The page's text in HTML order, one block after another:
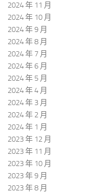
2024 年 11 月
2024 年 10 月
2024 年 9 月
2024 年 8 月
2024 年 7 月
2024 年 6 月
2024 年 5 月
2024 年 4 月
2024 年 3 月
2024 年 2 月
2024 年 1 月
2023 年 12 月
2023 年 11 月
2023 年 10 月
2023 年 9 月
2023 年 8 月